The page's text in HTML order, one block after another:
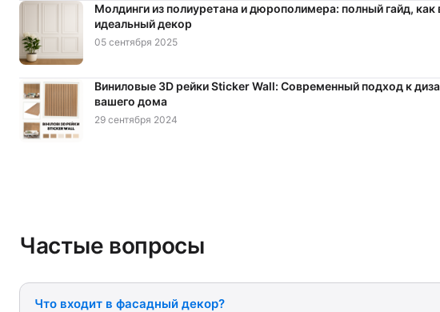
Молдинги из полиуретана и дюрополимера: полный гайд, как
идеальный декор
05 сентября 2025
Виниловые 3D рейки Sticker Wall: Современный подход к
вашего дома
29 сентября 2024
Частые вопросы
Что входит в фасадный декор?